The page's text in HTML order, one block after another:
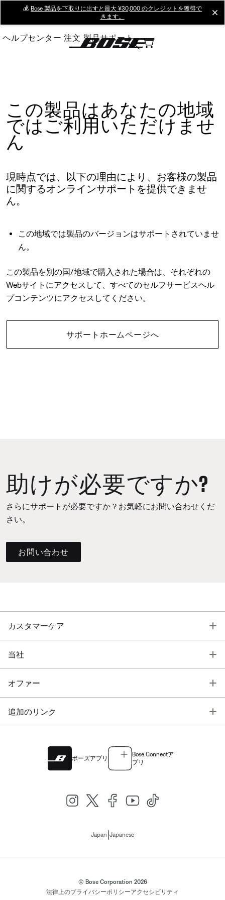
Main
💰 Bose 製品を下取りに出すと最大 ¥30,000 のクレジットを獲得で
きます。
ヘルプセンター 注文 製品サポート
この製品はあなたの地域
ではご利用いただけませ
ん
現時点では、以下の理由により、お客様の製品
に関するオンラインサポートを提供できませ
ん。
この地域では製品のバージョンはサポートされていませ
ん。
この製品を別の国/地域で購入された場合は、それぞれの
Webサイトにアクセスして、すべてのセルフサービスヘル
プコンテンツにアクセスしてください。
サポートホームページへ
助けが必要ですか?
さらにサポートが必要ですか？お気軽にお問い合わせくだ
さい。
お問い合わせ
カスタマーケア
当社
オファー
追加のリンク
ボーズアプリ
Bose Connectア
プリ
Japan Japanese
© Bose Corporation 2026
法律上のプライバシーポリシーアクセシビリティ